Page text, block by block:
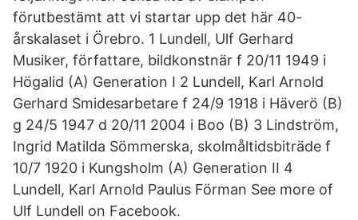
förutbestämt att vi startar upp det här 40-
årskalaset i Örebro. 1 Lundell, Ulf Gerhard
Musiker, författare, bildkonstnär f 20/11 1949 i
Högalid (A) Generation I 2 Lundell, Karl Arnold
Gerhard Smidesarbetare f 24/9 1918 i Häverö (B)
g 24/5 1947 d 20/11 2004 i Boo (B) 3 Lindström,
Ingrid Matilda Sömmerska, skolmåltidsbiträde f
10/7 1920 i Kungsholm (A) Generation II 4
Lundell, Karl Arnold Paulus Förman See more of
Ulf Lundell on Facebook.